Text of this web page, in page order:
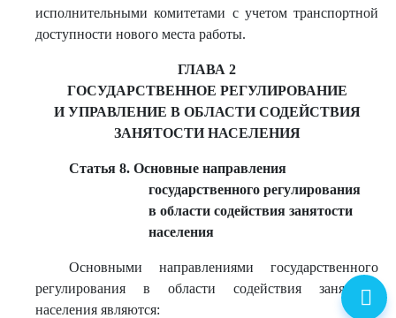
исполнительными комитетами с учетом транспортной
доступности нового места работы.
ГЛАВА 2
ГОСУДАРСТВЕННОЕ РЕГУЛИРОВАНИЕ
И УПРАВЛЕНИЕ В ОБЛАСТИ СОДЕЙСТВИЯ
ЗАНЯТОСТИ НАСЕЛЕНИЯ
Статья 8. Основные направления
государственного регулирования
в области содействия занятости
населения
Основными направлениями государственного
регулирования в области содействия занятости
населения являются: